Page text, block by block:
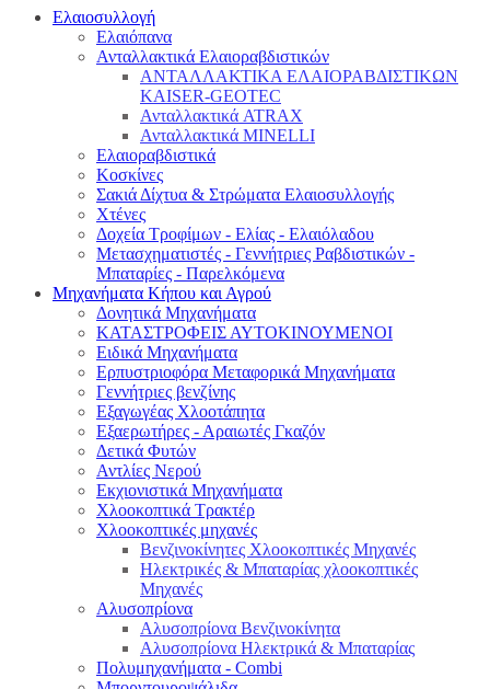
Ελαιοσυλλογή
Ελαιόπανα
Ανταλλακτικά Ελαιοραβδιστικών
ΑΝΤΑΛΛΑΚΤΙΚΑ ΕΛΑΙΟΡΑΒΔΙΣΤΙΚΩΝ
KAISER-GEOTEC
Ανταλλακτικά ATRAX
Ανταλλακτικά MINELLI
Ελαιοραβδιστικά
Κοσκίνες
Σακιά Δίχτυα & Στρώματα Ελαιοσυλλογής
Χτένες
Δοχεία Τροφίμων - Ελίας - Ελαιόλαδου
Μετασχηματιστές - Γεννήτριες Ραβδιστικών -
Μπαταρίες - Παρελκόμενα
Μηχανήματα Κήπου και Αγρού
Δονητικά Μηχανήματα
ΚΑΤΑΣΤΡΟΦΕΙΣ ΑΥΤΟΚΙΝΟΥΜΕΝΟΙ
Ειδικά Μηχανήματα
Eρπυστριοφόρα Μεταφορικά Μηχανήματα
Γεννήτριες βενζίνης
Εξαγωγέας Χλοοτάπητα
Εξαερωτήρες - Αραιωτές Γκαζόν
Δετικά Φυτών
Αντλίες Νερού
Εκχιονιστικά Μηχανήματα
Χλοοκοπτικά Τρακτέρ
Χλοοκοπτικές μηχανές
Βενζινοκίνητες Χλοοκοπτικές Μηχανές
Ηλεκτρικές & Μπαταρίας χλοοκοπτικές
Μηχανές
Αλυσοπρίονα
Αλυσοπρίονα Βενζινοκίνητα
Αλυσοπρίονα Ηλεκτρικά & Μπαταρίας
Πολυμηχανήματα - Combi